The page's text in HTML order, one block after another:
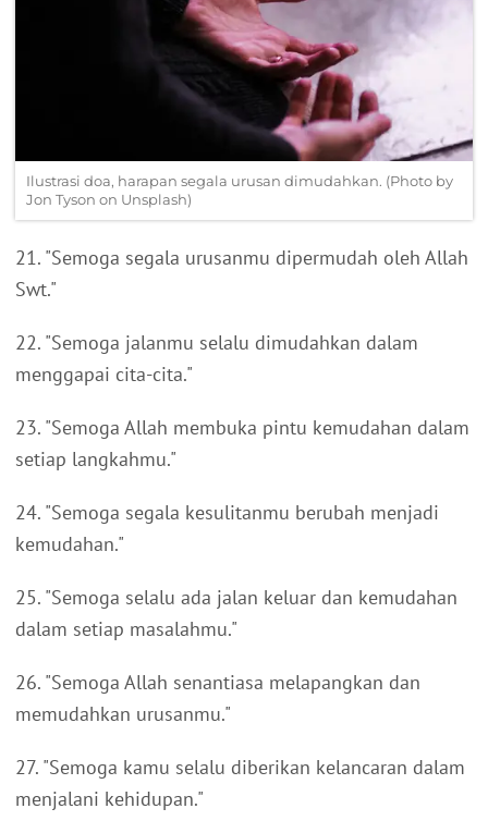
Ilustrasi doa, harapan segala urusan dimudahkan. (Photo by
Jon Tyson on Unsplash)
21. "Semoga segala urusanmu dipermudah oleh Allah
Swt."
22. "Semoga jalanmu selalu dimudahkan dalam
menggapai cita-cita."
23. "Semoga Allah membuka pintu kemudahan dalam
setiap langkahmu."
24. "Semoga segala kesulitanmu berubah menjadi
kemudahan."
25. "Semoga selalu ada jalan keluar dan kemudahan
dalam setiap masalahmu."
26. "Semoga Allah senantiasa melapangkan dan
memudahkan urusanmu."
27. "Semoga kamu selalu diberikan kelancaran dalam
menjalani kehidupan."